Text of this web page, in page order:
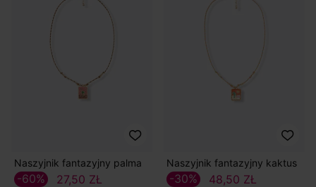
Naszyjnik fantazyjny palma
27,50 ZŁ
-60%
Naszyjnik fantazyjny kaktus
48,50 ZŁ
-30%